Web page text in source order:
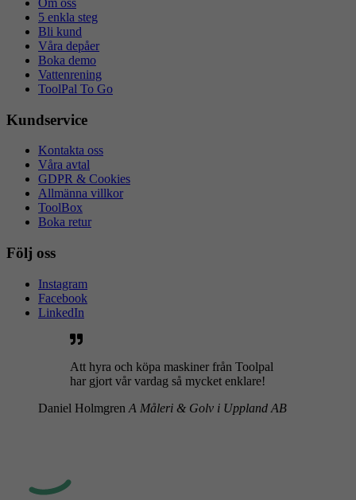
Om oss
5 enkla steg
Bli kund
Våra depåer
Boka demo
Vattenrening
ToolPal To Go
Kundservice
Kontakta oss
Våra avtal
GDPR & Cookies
Allmänna villkor
ToolBox
Boka retur
Följ oss
Instagram
Facebook
LinkedIn
Att hyra och köpa maskiner från Toolpal
har gjort vår vardag så mycket enklare!
Daniel Holmgren A Måleri & Golv i Uppland AB